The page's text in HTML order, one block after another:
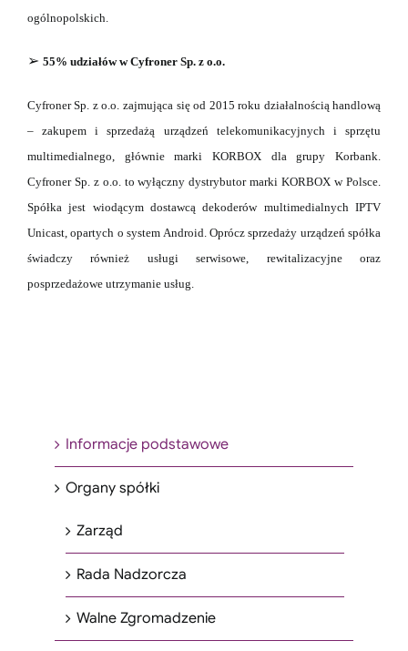
ogólnopolskich.
➢ 55% udziałów w Cyfroner Sp. z o.o.
Cyfroner Sp. z o.o. zajmująca się od 2015 roku działalnością handlową
– zakupem i sprzedażą urządzeń telekomunikacyjnych i sprzętu
multimedialnego, głównie marki KORBOX dla grupyKorbank.
Cyfroner Sp. z o.o. to wyłączny dystrybutor marki KORBOX w Polsce.
Spółka jest wiodącym dostawcą dekoderów multimedialnych IPTV
Unicast, opartych o system Android. Oprócz sprzedaży urządzeń spółka
świadczy również usługi serwisowe, rewitalizacyjne oraz
posprzedażowe utrzymanie usług.
Informacje podstawowe
Organy spółki
Zarząd
Rada Nadzorcza
Walne Zgromadzenie